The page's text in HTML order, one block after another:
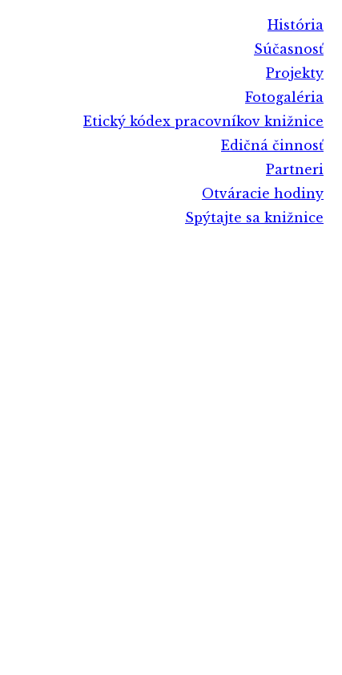
História
Súčasnosť
Projekty
Fotogaléria
Etický kódex pracovníkov knižnice
Edičná činnosť
Partneri
Otváracie hodiny
Spýtajte sa knižnice